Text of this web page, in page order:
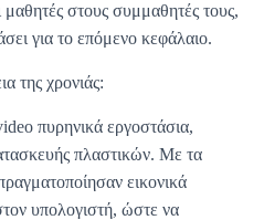
μαθητές στους συμμαθητές τους,
για το επόμενο κεφάλαιο.
της χρονιάς:
πυρηνικά εργοστάσια,
πλαστικών. Με τα
εικονικά
υπολογιστή, ώστε να